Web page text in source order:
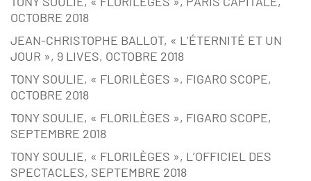
OCTOBRE 2018
JEAN-CHRISTOPHE BALLOT, « L’ÉTERNITÉ ET UN
JOUR », 9 LIVES, OCTOBRE 2018
TONY SOULIE, « FLORILÈGES », FIGARO SCOPE,
OCTOBRE 2018
TONY SOULIE, « FLORILÈGES », FIGARO SCOPE,
SEPTEMBRE 2018
TONY SOULIE, « FLORILÈGES », L’OFFICIEL DES
SPECTACLES, SEPTEMBRE 2018